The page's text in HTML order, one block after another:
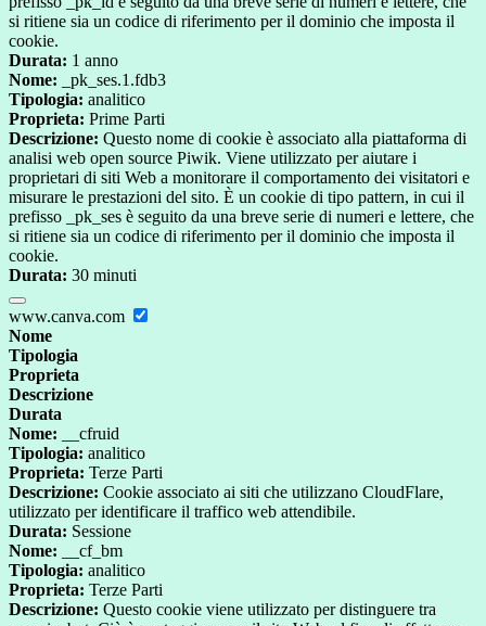
si ritiene sia un codice di riferimento per il dominio che imposta il
cookie.
Durata: 1 anno
Nome: _pk_ses.1.fdb3
Tipologia: analitico
Proprieta: Prime Parti
Descrizione: Questo nome di cookie è associato alla piattaforma di
analisi web open source Piwik. Viene utilizzato per aiutare i
proprietari di siti Web a monitorare il comportamento dei visitatori e
misurare le prestazioni del sito. È un cookie di tipo pattern, in cui il
prefisso _pk_ses è seguito da una breve serie di numeri e lettere, che
si ritiene sia un codice di riferimento per il dominio che imposta il
cookie.
Durata: 30 minuti
www.canva.com
Nome
Tipologia
Proprieta
Descrizione
Durata
Nome: __cfruid
Tipologia: analitico
Proprieta: Terze Parti
Descrizione: Cookie associato ai siti che utilizzano CloudFlare,
utilizzato per identificare il traffico web attendibile.
Durata: Sessione
Nome: __cf_bm
Tipologia: analitico
Proprieta: Terze Parti
Descrizione: Questo cookie viene utilizzato per distinguere tra